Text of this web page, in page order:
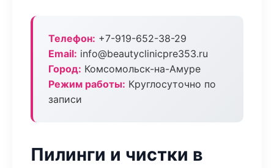
Телефон: +7-919-652-38-29
Email: info@beautyclinicpre353.ru
Город: Комсомольск-на-Амуре
Режим работы: Круглосуточно по
записи
Пилинги и чистки в